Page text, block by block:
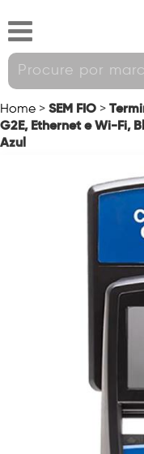
Home > SEM FIO >
G2E, Ethernet e Wi-Fi,
Azul